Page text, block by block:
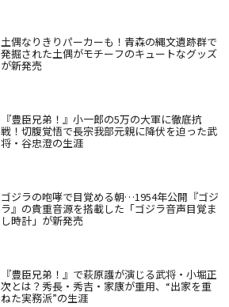
土偶なりきりパーカーも！青森の縄文遺跡群で
発掘された土偶がモチーフのキュートなグッズ
が新発売
『豊臣兄弟！』小一郎の5万の大軍に徹底抗
戦！切腹覚悟で長宗我部元親に降伏を迫った武
将・谷忠澄の生涯
ゴジラの咆哮で目覚める朝…1954年公開『ゴジ
ラ』の貴重音源を搭載した「ゴジラ音声目覚ま
し時計」が新発売
『豊臣兄弟！』で萩原護が演じる武将・小堀正
次とは？秀長・秀吉・家康が重用、“出家を重
ねた実務派”の生涯